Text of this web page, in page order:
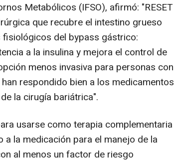
Metabólicos (IFSO), afirmó: "RESET
que recubre el intestino grueso
del bypass gástrico:
a la insulina y mejora el control de
menos invasiva para personas con
respondido bien a los medicamentos
la cirugía bariátrica".
usarse como terapia complementaria
la medicación para el manejo de la
al menos un factor de riesgo